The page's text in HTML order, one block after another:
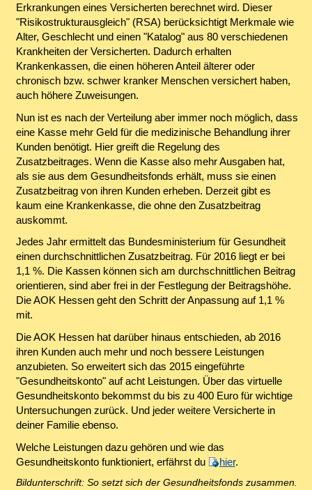
Erkrankungen eines Versicherten berechnet wird. Dieser
"Risikostrukturausgleich" (RSA) berücksichtigt Merkmale wie
Alter, Geschlecht und einen "Katalog" aus 80 verschiedenen
Krankheiten der Versicherten. Dadurch erhalten
Krankenkassen, die einen höheren Anteil älterer oder
chronisch bzw. schwer kranker Menschen versichert haben,
auch höhere Zuweisungen.
Nun ist es nach der Verteilung aber immer noch möglich, dass
eine Kasse mehr Geld für die medizinische Behandlung ihrer
Kunden benötigt. Hier greift die Regelung des
Zusatzbeitrages. Wenn die Kasse also mehr Ausgaben hat,
als sie aus dem Gesundheitsfonds erhält, muss sie einen
Zusatzbeitrag von ihren Kunden erheben. Derzeit gibt es
kaum eine Krankenkasse, die ohne den Zusatzbeitrag
auskommt.
Jedes Jahr ermittelt das Bundesministerium für Gesundheit
einen durchschnittlichen Zusatzbeitrag. Für 2016 liegt er bei
1,1 %. Die Kassen können sich am durchschnittlichen Beitrag
orientieren, sind aber frei in der Festlegung der Beitragshöhe.
Die AOK Hessen geht den Schritt der Anpassung auf 1,1 %
mit.
Die AOK Hessen hat darüber hinaus entschieden, ab 2016
ihren Kunden auch mehr und noch bessere Leistungen
anzubieten. So erweitert sich das 2015 eingeführte
"Gesundheitskonto" auf acht Leistungen. Über das virtuelle
Gesundheitskonto bekommst du bis zu 400 Euro für wichtige
Untersuchungen zurück. Und jeder weitere Versicherte in
deiner Familie ebenso.
Welche Leistungen dazu gehören und wie das
Gesundheitskonto funktioniert, erfährst du
hier.
Bildunterschrift: So setzt sich der Gesundheitsfonds zusammen.